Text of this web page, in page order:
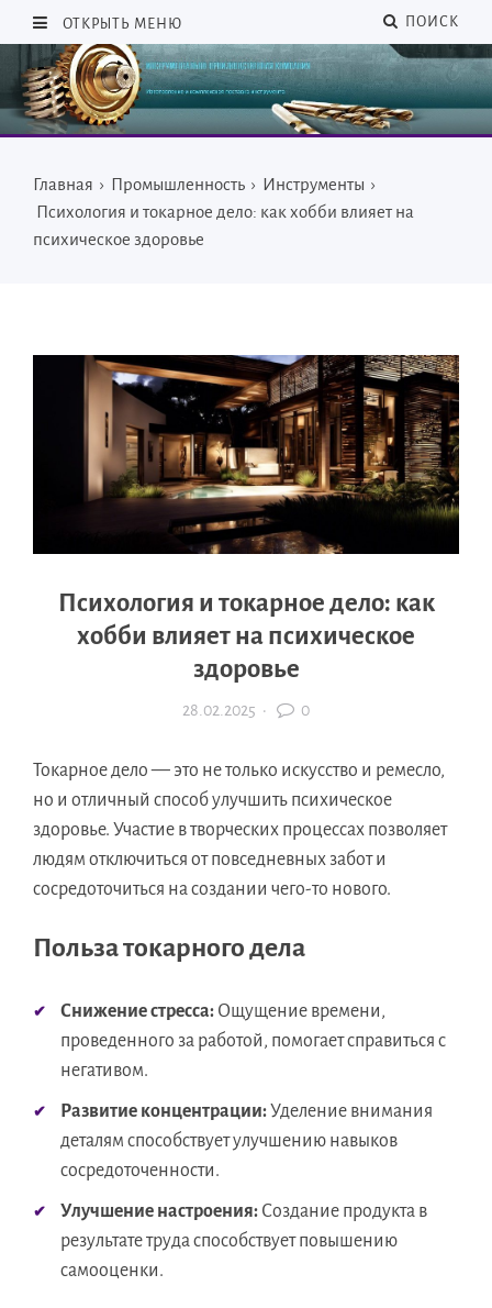
ОТКРЫТЬ МЕНЮ ПОИСК
Главная › Промышленность › Инструменты ›
Психология и токарное дело: как хобби влияет на
психическое здоровье
Психология и токарное дело: как
хобби влияет на психическое
здоровье
28.02.2025 · 0
Токарное дело — это не только искусство и ремесло,
но и отличный способ улучшить психическое
здоровье. Участие в творческих процессах позволяет
людям отключиться от повседневных забот и
сосредоточиться на создании чего-то нового.
Польза токарного дела
Снижение стресса: Ощущение времени,
проведенного за работой, помогает справиться с
негативом.
Развитие концентрации:Уделение внимания
деталям способствует улучшению навыков
сосредоточенности.
Улучшение настроения: Создание продукта в
результате труда способствует повышению
самооценки.